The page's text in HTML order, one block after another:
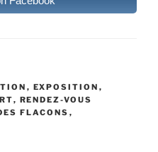
, EXPOSITION ,
, RENDEZ-VOUS
FLACONS ,